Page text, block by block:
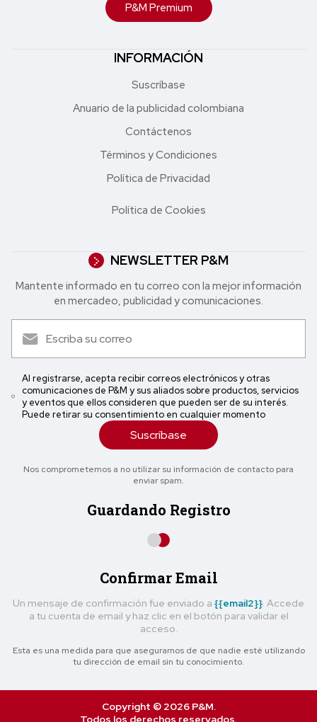
P&M Premium
INFORMACIÓN
Suscríbase
Anuario de la publicidad colombiana
Contáctenos
Términos y Condiciones
Política de Privacidad
Política de Cookies
NEWSLETTER P&M
Mantente informado en tu correo con la mejor in formación
en mercadeo, publicidad y comunicaciones.
Al registrarse, acepta recibir correos electrónicos y otras
comunicaciones de P&M y sus aliados sobre productos, servicios
y eventos que ellos consideren que pueden ser de su interés.
Puede retirar su consentimiento en cualquier momento
Suscríbase
Nos comprometemos a no utilizar su información de contacto para
enviar spam.
Guardando Registro
Confirmar Email
Un mensaje de confirmación fue enviado a {{email2}} . Accede
a tu cuenta de email y haz clic en el botón para validar el
acceso.
Esta es una medida para que asegurarnos de que nadie esté utilizando
tu dirección de email sin tu conocimiento.
Copyright © 2026 P&M.
Todos los derechos reservados.